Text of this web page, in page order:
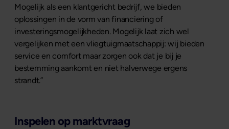
Mogelijk als een klantgericht bedrijf, we bieden
oplossingen in de vorm van financiering of
investeringsmogelijkheden. Mogelijk laat zich wel
vergelijken met een vliegtuigmaatschappij: wij bieden
service en comfort maar zorgen ook dat je bij je
bestemming aankomt en niet halverwege ergens
strandt.”
Inspelen op marktvraag